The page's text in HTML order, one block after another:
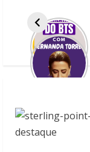
n
g